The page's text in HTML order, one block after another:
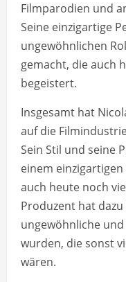
Filmparodien und
Seine einzigartige
ungewöhnlichen
gemacht, die auch
begeistert.
Insgesamt hat
auf die
Sein Stil und seine
einem
auch heute noch
Produzent hat
ungewöhnliche
wurden, die sonst
wären.